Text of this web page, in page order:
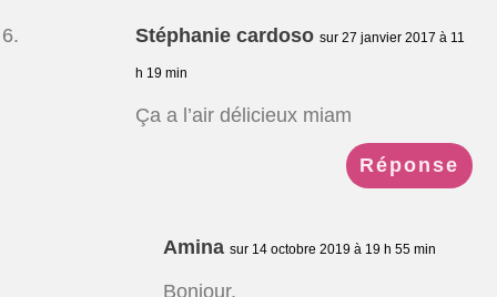
Stéphanie cardoso sur 27 janvier 2017 à 11
h 19 min
Ça a l’air délicieux miam
Réponse
Amina sur 14 octobre 2019 à 19 h 55 min
Bonjour,